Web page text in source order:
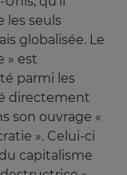
les seuls
globalisée. Le
» est
parmi les
directement
son ouvrage «
». Celui-ci
capitalisme